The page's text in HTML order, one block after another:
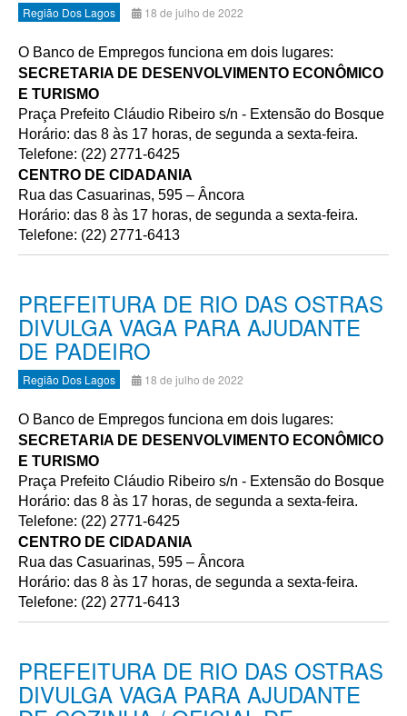
Região Dos Lagos 18 de julho de 2022
O Banco de Empregos funciona em dois lugares:
SECRETARIA DE DESENVOLVIMENTO ECONÔMICO
E TURISMO
Praça Prefeito Cláudio Ribeiro s/n - Extensão do Bosque
Horário: das 8 às 17 horas, de segunda a sexta-feira.
Telefone: (22) 2771-6425
CENTRO DE CIDADANIA
Rua das Casuarinas, 595 – Âncora
Horário: das 8 às 17 horas, de segunda a sexta-feira.
Telefone: (22) 2771-6413
PREFEITURA DE RIO DAS OSTRAS
DIVULGA VAGA PARA AJUDANTE
DE PADEIRO
Região Dos Lagos 18 de julho de 2022
O Banco de Empregos funciona em dois lugares:
SECRETARIA DE DESENVOLVIMENTO ECONÔMICO
E TURISMO
Praça Prefeito Cláudio Ribeiro s/n - Extensão do Bosque
Horário: das 8 às 17 horas, de segunda a sexta-feira.
Telefone: (22) 2771-6425
CENTRO DE CIDADANIA
Rua das Casuarinas, 595 – Âncora
Horário: das 8 às 17 horas, de segunda a sexta-feira.
Telefone: (22) 2771-6413
PREFEITURA DE RIO DAS OSTRAS
DIVULGA VAGA PARA AJUDANTE